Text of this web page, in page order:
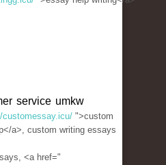
service umkw
customessay.icu/ ">custom
a>, custom writing essays
<a href="